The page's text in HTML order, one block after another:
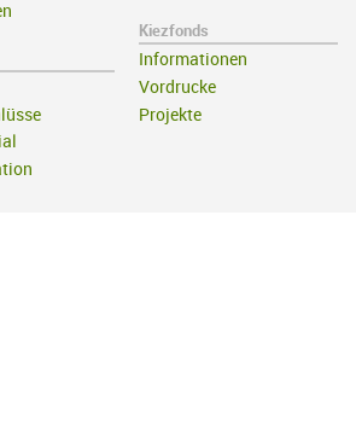
Kiezfonds
Informationen
Vordrucke
Projekte